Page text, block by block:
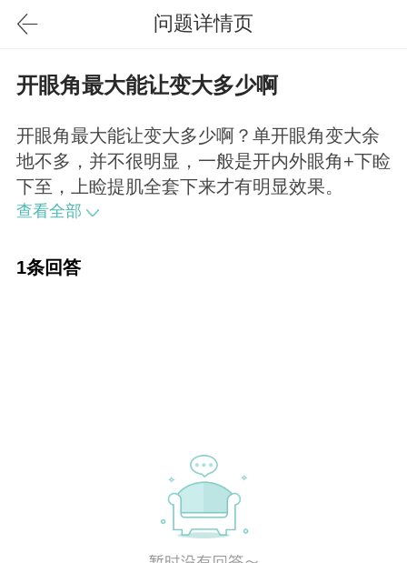
问题详情页
开眼角最大能让变大多少啊
开眼角最大能让变大多少啊？单开眼角变大余
地不多，并不很明显，一般是开内外眼角+下睑
下至，上睑提肌全套下来才有明显效果。
查看全部
1条回答